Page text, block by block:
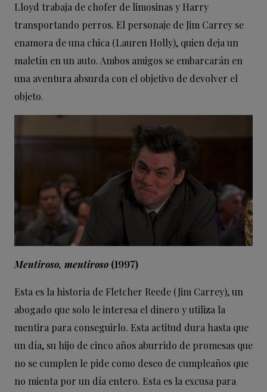
Lloyd trabaja de chofer de limosinas y Harry
transportando perros. El personaje de Jim Carrey se
enamora de una chica (Lauren Holly), quien deja un
maletín en un auto. Ambos amigos se embarcarán en
una aventura absurda con el objetivo de devolver el
objeto.
Mentiroso, mentiroso (1997)
Esta es la historia de Fletcher Reede (Jim Carrey), un
abogado que solo le interesa el dinero y utiliza la
mentira para conseguirlo. Esta actitud dura hasta que
un día, su hijo de cinco años aburrido de promesas que
no se cumplen le pide como deseo de cumpleaños que
no mienta por un día entero. Esta es la excusa para